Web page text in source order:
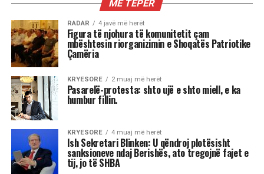
Reshat Arbana festoi 85-vjetorin
dhe la një mesazh për ne …
“Nderi i Kombit” Reshat Arbana, teksa festoi 85-
vjetorin e lindjes, mes emocionesh, kujtimesh